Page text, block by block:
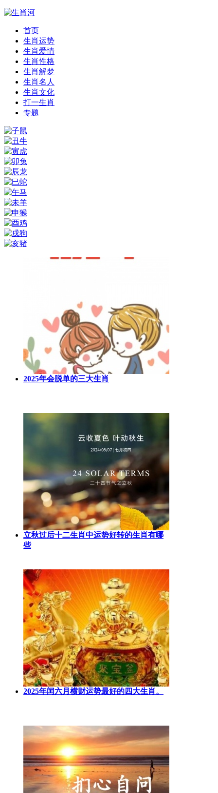
首页
生肖运势
生肖爱情
生肖性格
生肖解梦
生肖名人
生肖文化
打一生肖
专题
2025年会脱单的三大生肖
立秋过后十二生肖中运势好转的生肖有哪
些
2025年闰六月横财运势最好的四大生肖。